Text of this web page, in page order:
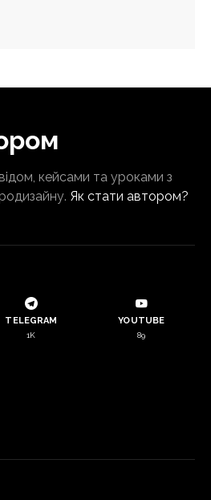
кейсами та уроками з
Як стати автором?
TELEGRAM
1K
YOUTUBE
89